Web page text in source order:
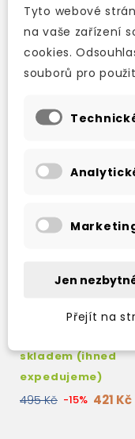
3-5 dní
990 Kč -15% 842 Kč
SUPPLY CHAIN
skladem (ihned
expedujeme)
495 Kč -15% 421 Kč
Tyto webové
na vaše zařízení
cookies.
souborů pro
Jen
Přejít na